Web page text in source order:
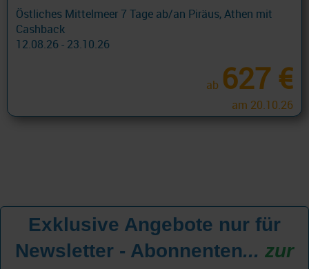
Östliches Mittelmeer 7 Tage ab/an Piräus, Athen mit
Cashback
12.08.26 - 23.10.26
ab 627 €
am 20.10.26
Exklusive Angebote nur für
Newsletter - Abonnenten... zur